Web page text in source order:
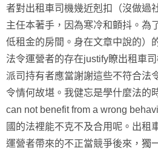
者對出租車司機幾近剋扣（沒做過
主任本著手，因為寒冷和顫抖。為
低租金的房間。身在文章中說的）
法令運營者的存在justify瞭出租車
派司持有者應當謝謝這些不符合法
令情何故堪。我健忘是學什麼法的
can not benefit from a wrong
國的法裡能不克不及合用呢。出租
運營者帶來的不正當競爭後來，獨